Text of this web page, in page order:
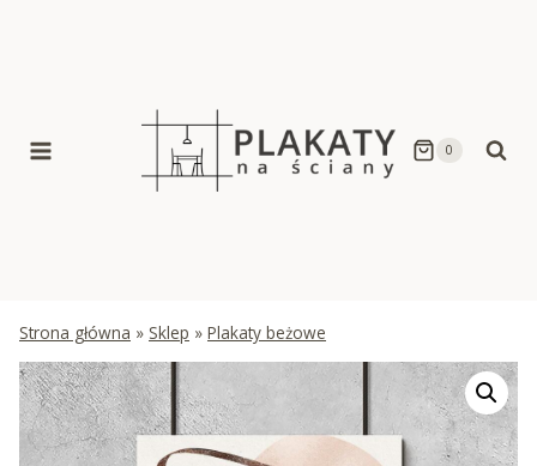
0
Strona główna » Sklep » Plakaty beżowe